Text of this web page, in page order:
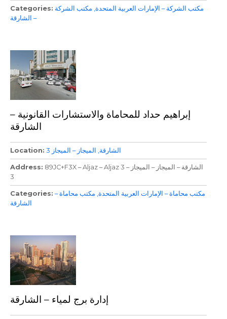
Categories مكتب الشركة – الإمارات العربية المتحدة مكتب الشركة
– الشارقة
إبراهيم حداد للمحاماة والاستشارات القانونية –
الشارقة
Location الشارقة الميجاز – الميجاز 3
Address 89JC+F3X – Aljaz – Aljaz 3 – الشارقة – الميجاز – الميجاز
3
Categories مكتب محاماة – الإمارات العربية المتحدة مكتب محاماة –
الشارقة
إدارة برج لمياء – الشارقة